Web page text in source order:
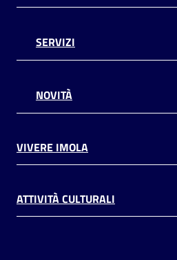
SERVIZI
NOVITÀ
VIVERE IMOLA
ATTIVITÀ CULTURALI